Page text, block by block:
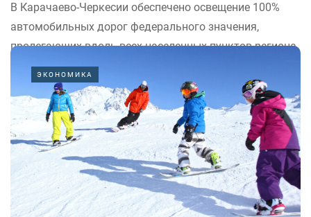
В Карачаево-Черкесии обеспечено освещение 100%
автомобильных дорог федерального значения,
пролегающих вдоль всех населенных пунктов региона,
сообщает "Управление федеральных автомобильных
дорог "Кавказ".
"В рамках реализации проектов обустройства
федеральных дорог на территории Карачаево-
Черкесии силами подведомственного Росавтодору
ФКУ Упрдор "Кавказ" в последние годы...
ЭКОНОМИКА